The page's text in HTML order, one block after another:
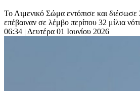
Το Λιμενικό Σώμα εντόπισε και διέσωσε
επέβαιναν σε λέμβο περίπου 32 μίλια
06:34 | Δευτέρα 01 Ιουνίου 2026